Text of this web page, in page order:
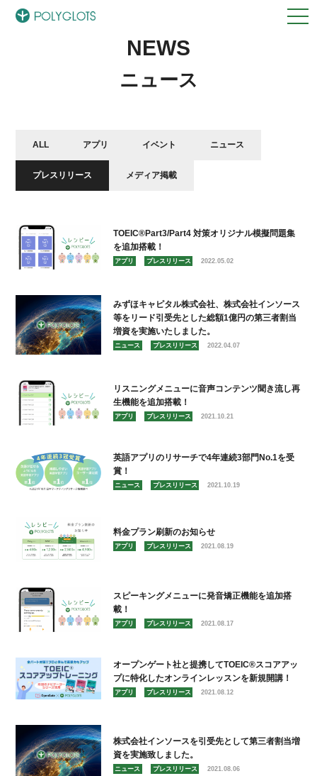
NEWS
ニュース
ALL アプリ イベント ニュース
プレスリリース メディア掲載
TOEIC®︎Part3/Part4 対策オリジナル模擬問題集
を追加搭載！
アプリ プレスリリース 2022.05.02
みずほキャピタル株式会社、株式会社インソース
等をリード引受先とした総額1億円の第三者割当
増資を実施いたしました。
ニュース プレスリリース 2022.04.07
リスニングメニューに音声コンテンツ聞き流し再
生機能を追加搭載！
アプリ プレスリリース 2021.10.21
英語アプリのリサーチで4年連続3部門No.1を受
賞！
ニュース プレスリリース 2021.10.19
料金プラン刷新のお知らせ
アプリ プレスリリース 2021.08.19
スピーキングメニューに発音矯正機能を追加搭
載！
アプリ プレスリリース 2021.08.17
オープンゲート社と提携してTOEIC®︎スコアアッ
プに特化したオンラインレッスンを新規開講！
アプリ プレスリリース 2021.08.12
株式会社インソースを引受先として第三者割当増
資を実施致しました。
ニュース プレスリリース 2021.08.06